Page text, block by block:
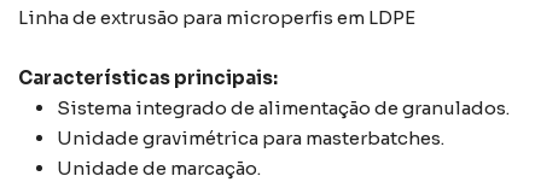
Linha de extrusão para microperfis em LDPE
Características principais:
Sistema integrado de alimentação de granulados.
Unidade gravimétrica para masterbatches.
Unidade de marcação.